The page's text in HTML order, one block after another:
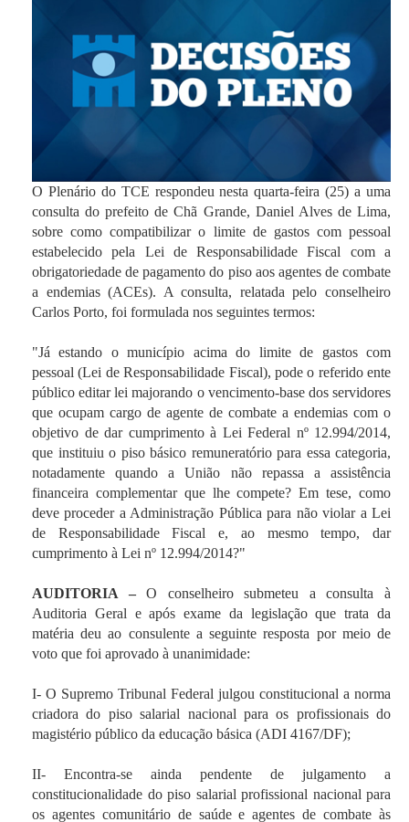
O Plenário do TCE respondeu nesta quarta-feira (25) a uma
consulta do prefeito de Chã Grande, Daniel Alves de Lima,
sobre como compatibilizar o limite de gastos com pessoal
estabelecido pela Lei de Responsabilidade Fiscal com a
obrigatoriedade de pagamento do piso aos agentes de combate
a endemias (ACEs). A consulta, relatada pelo conselheiro
Carlos Porto, foi formulada nos seguintes termos:
"Já estando o município acima do limite de gastos com
pessoal (Lei de Responsabilidade Fiscal), pode o referido ente
público editar lei majorando o vencimento-base dos servidores
que ocupam cargo de agente de combate a endemias com o
objetivo de dar cumprimento à Lei Federal nº 12.994/2014,
que instituiu o piso básico remuneratório para essa categoria,
notadamente quando a União não repassa a assistência
financeira complementar que lhe compete? Em tese, como
deve proceder a Administração Pública para não violar a Lei
de Responsabilidade Fiscal e, ao mesmo tempo, dar
cumprimento à Lei nº 12.994/2014?"
AUDITORIA –O conselheiro submeteu a consulta à
Auditoria Geral e após exame da legislação que trata da
matéria deu ao consulente a seguinte resposta por meio de
voto que foi aprovado à unanimidade:
I- O Supremo Tribunal Federal julgou constitucional a norma
criadora do piso salarial nacional para os profissionais do
magistério público da educação básica (ADI 4167/DF);
II- Encontra-se ainda pendente de julgamento a
constitucionalidade do piso salarial profissional nacional para
os agentes comunitário de saúde e agentes de combate às